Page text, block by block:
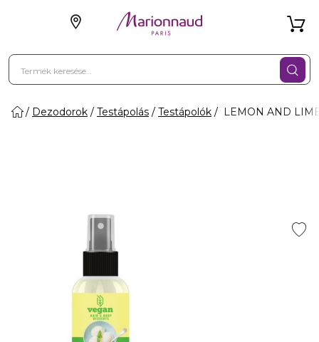
Dezodorok Testápolás Testápolók LEMON AND